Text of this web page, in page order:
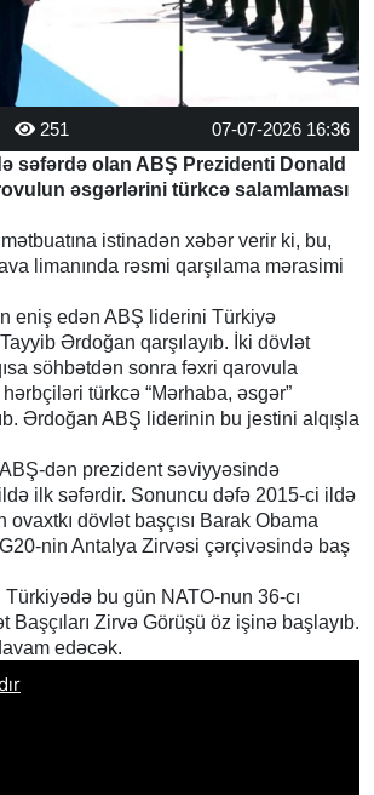
251
07-07-2026 16:36
səfərdə olan ABŞ Prezidenti Donald
əsgərlərini türkcə salamlaması
istinadən xəbər verir ki, bu,
limanında rəsmi qarşılama mərasimi
eniş edən ABŞ liderini Türkiyə
Ərdoğan qarşılayıb. İki dövlət
söhbətdən sonra fəxri qarovula
türkcə “Mərhaba, əsgər”
Ərdoğan ABŞ liderinin bu jestini alqışla
dən prezident səviyyəsində
ilk səfərdir. Sonuncu dəfə 2015-ci ildə
dövlət başçısı Barak Obama
nin Antalya Zirvəsi çərçivəsində baş
bu gün NATO-nun 36-cı
Başçıları Zirvə Görüşü öz işinə başlayıb.
edəcək.